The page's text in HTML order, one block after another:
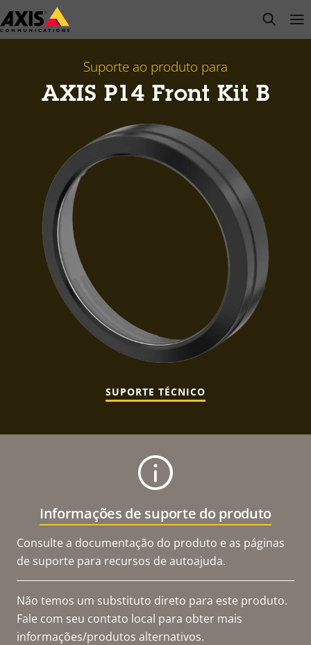
Pular
para
open
Suporte ao produto para
AXIS P14 Front Kit B
SUPORTE TÉCNICO
Informações de suporte do produto
Consulte a documentação do produto e as páginas
de suporte para recursos de autoajuda.
Não temos um substituto direto para este produto.
Fale com seu contato local para obter mais
informações/produtos alternativos.